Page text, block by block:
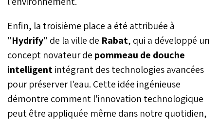
Enfin, la troisième place a été attribuée à
"Hydrify" de la ville de Rabat, qui a développé un
concept novateur de pommeau de douche
intelligentintégrant des technologies avancées
pour préserver l'eau. Cette idée ingénieuse
démontre comment l'innovation technologique
peut être appliquée même dans notre quotidien,